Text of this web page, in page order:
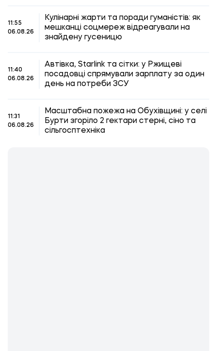
11:55
06.08.26
Кулінарні жарти та поради гуманістів: як
мешканці соцмереж відреагували на
знайдену гусеницю
11:40
06.08.26
Автівка, Starlink та сітки: у Ржищеві
посадовці спрямували зарплату за один
день на потреби ЗСУ
11:31
06.08.26
Масштабна пожежа на Обухівщині: у селі
Бурти згоріло 2 гектари стерні, сіно та
сільгосптехніка